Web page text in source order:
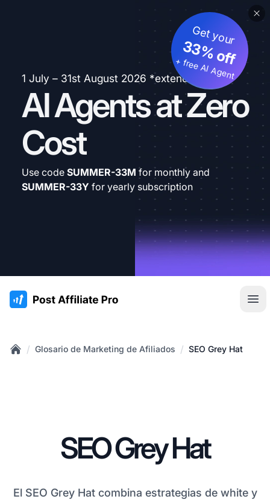
1 July – 31st August 2026 *extended
AI Agents at Zero
Cost
Get your
33% off
+ free AI Agent
Use code SUMMER-33M for monthly and
SUMMER-33Y for yearly subscription
:site.title
/ Glosario de Marketing de Afiliados / SEO Grey Hat
SEO Grey Hat
El SEO Grey Hat combina estrategias de white y